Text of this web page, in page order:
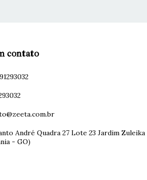
contato
André Quadra 27 Lote 23 Jardim Zuleika
- GO)